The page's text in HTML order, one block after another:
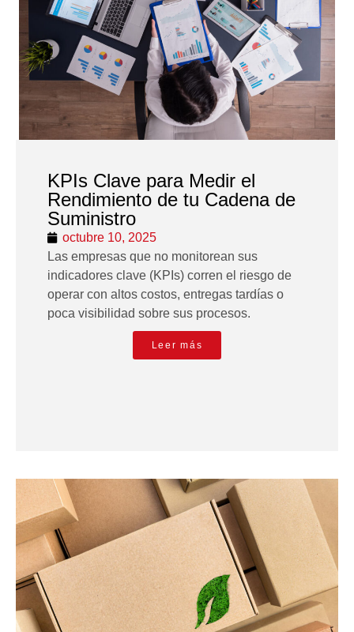
KPIs Clave para Medir el
Rendimiento de tu Cadena de
Suministro
octubre 10, 2025
Las empresas que no monitorean sus
indicadores clave (KPIs) corren el riesgo de
operar con altos costos, entregas tardías o
poca visibilidad sobre sus procesos.
Leer más